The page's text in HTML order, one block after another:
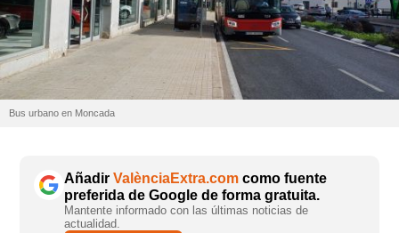
Bus urbano en Moncada
Añadir ValènciaExtra.com como fuente
preferida de Google de forma gratuita.
Mantente informado con las últimas noticias de
actualidad.